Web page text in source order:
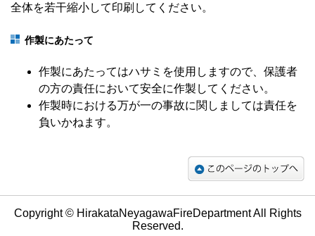
全体を若干縮小して印刷してください。
作製にあたって
作製にあたってはハサミを使用しますので、保護者
の方の責任において安全に作製してください。
作製時における万が一の事故に関しましては責任を
負いかねます。
Copyright © HirakataNeyagawaFireDepartment All Rights
Reserved.